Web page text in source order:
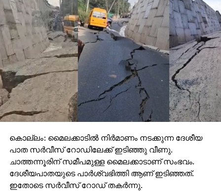
കൊല്ലം: മൈലക്കാടില്‍ നിര്‍മാണം നടക്കുന്ന ദേശീയ
പാത സര്‍വീസ് റോഡിലേക്ക് ഇടിഞ്ഞു വീണു.
ചാത്തന്നൂരിന് സമീപമുള്ള മൈലക്കാടാണ് സംഭവം.
ദേശീയപാതയുടെ പാര്‍ശ്വഭിത്തി ആണ് ഇടിഞ്ഞത്.
ഇതോടെ സര്‍വീസ് റോഡ് തകര്‍ന്നു.